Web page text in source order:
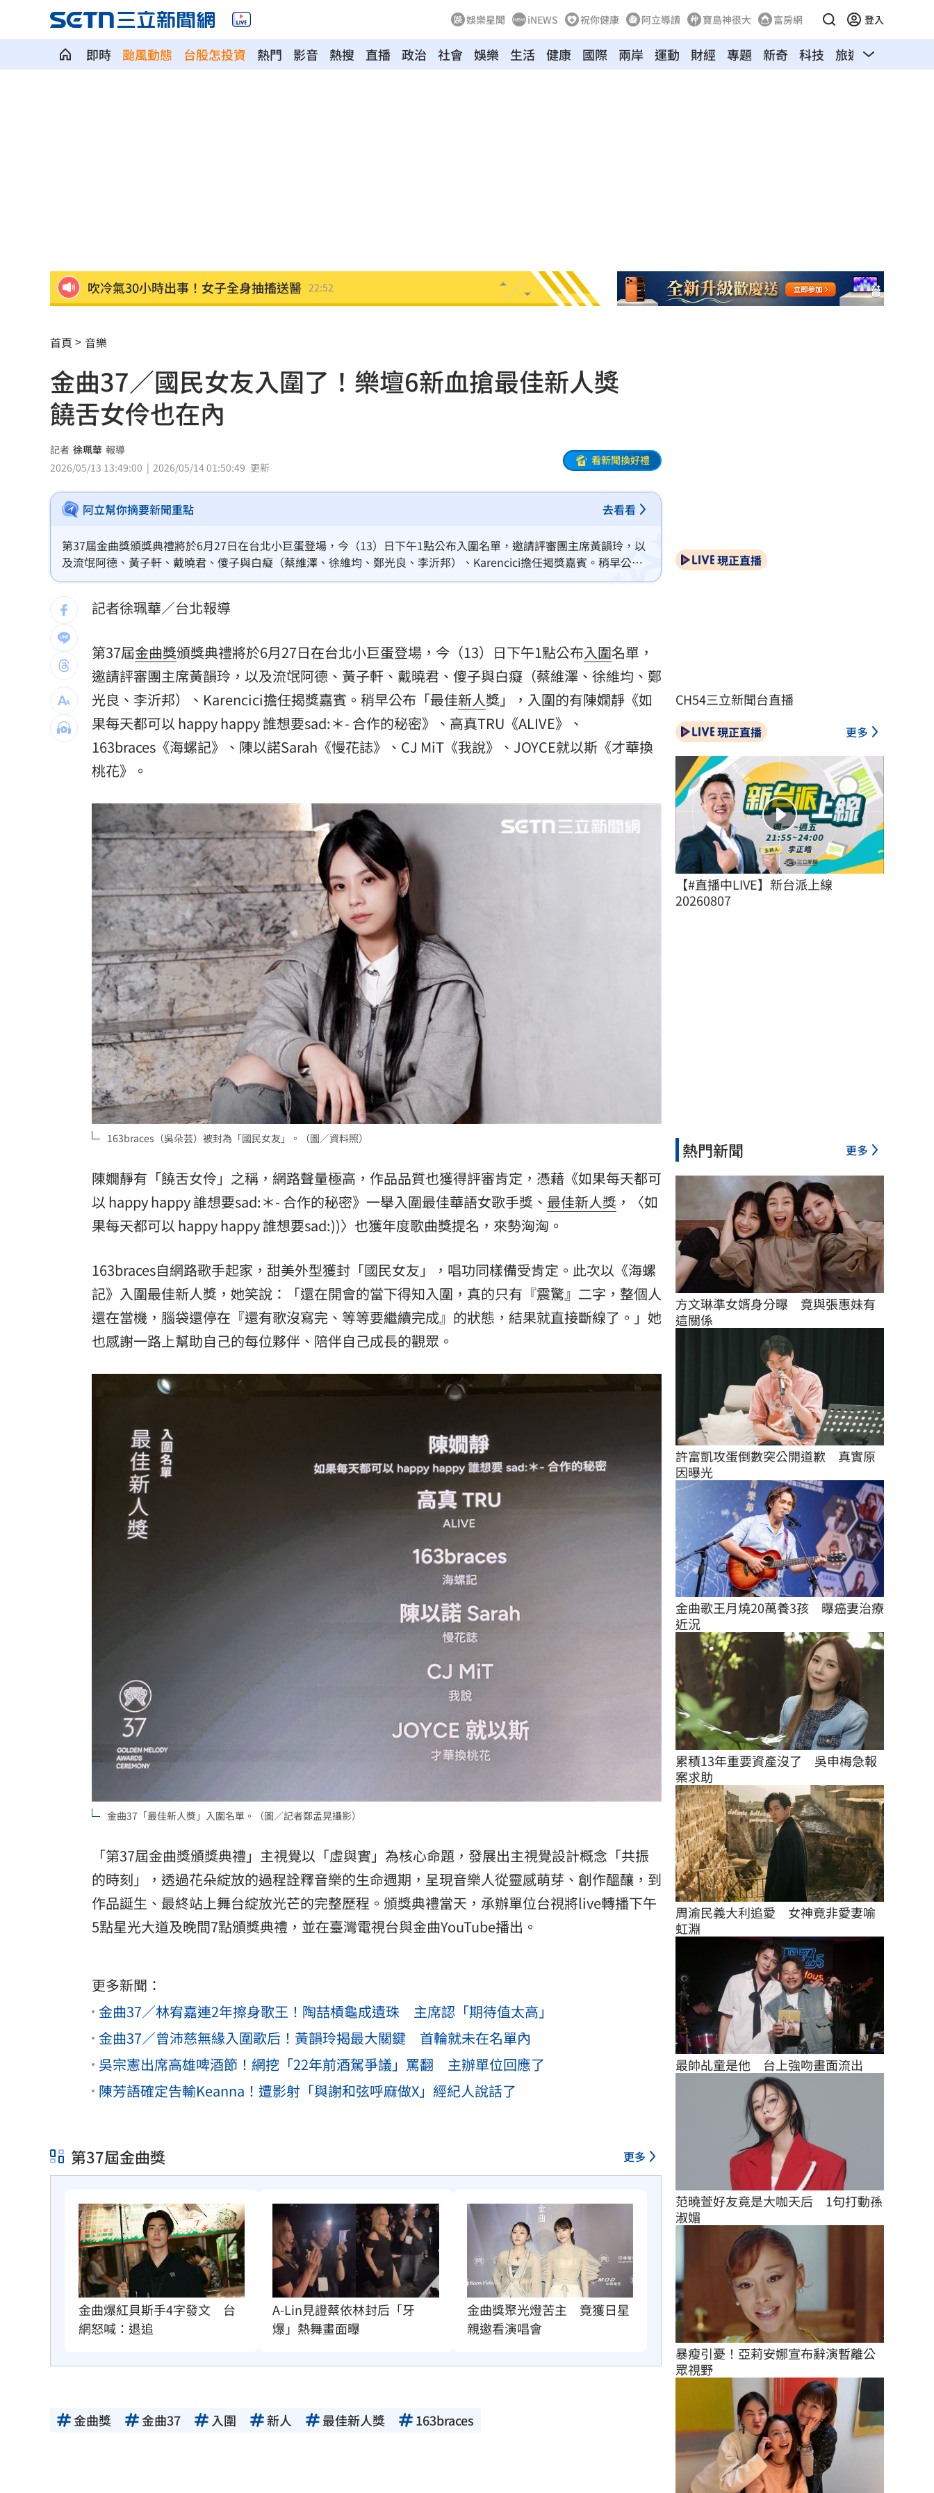
娛樂星聞 iNEWS 祝你健康 阿立導讀 寶島神很大 富房網 登入
即時 颱風動態 台股怎投資 熱門 影音 熱搜 直播 政治 社會 娛樂 生活 健康 國際 兩岸 運動 財經 專題 新奇 科技 旅遊 汽車
吹冷氣30小時出事！女子全身抽搐送醫 22:52
宏碁發現兆基管理缺失 辭董座撤出經營層
剩4個月要跨年 網嘆：人越大時間過越快 22:48
金雞母獲利全開！玉山金前7月刷新紀錄
首度首局獲支援 布雷克卻評球威僅D等級
男性半夜痠痛「2徵兆」恐已攝護腺癌晚期
100%果汁也傷身？研究：高血壓風險增35%
中借颱風稱對台灣海峽交管 海巡署譴責 22:33
獨／宿霧玩「巨人盪鞦韆」慘撞柱腦震盪
陳傑憲猛打助2連勝 餅總卻虧「做蠢事」 22:14
又有苦茶油苯駢芘超標 218瓶全面追查 22:13
白海豚「海警範圍擴大」 這地恐豪雨炸2天
台灣彩券開獎直播中
LIVE三立+24小時直播
三立iNEWS新聞台線上直播 18:00
商場戰國來臨 台中「頂奢大道」逐漸成形 12:00
台彩父親節推新刮刮樂千萬頭獎超「爸」氣 12:00
「拍片人的多重宇宙」職涯論壇9/12登場！ 10:30
8國球員齊聚高雄 Formosa 7s掀足球熱潮 10:00
理想混蛋號召粉絲跨海追星吃美食！ 18:15
首頁 音樂
金曲37／國民女友入圍了！樂壇6新血搶最佳新人獎
饒舌女伶也在內
記者 徐珮華 報導
2026/05/13 13:49:00
2026/05/14 01:50:49 更新
看新聞換好禮
阿立幫你摘要新聞重點 去看看
第37屆金曲獎頒獎典禮將於6月27日在台北小巨蛋登場，今（13）日下午1點公布入圍名單，邀請評審團主席黃韻玲，以
及流氓阿德、黃子軒、戴曉君、傻子與白癡（蔡維澤、徐維均、鄭光良、李沂邦）、Karencici擔任揭獎嘉賓。稍早公布
「最佳新人獎」，入圍的有陳嫻靜《如果每天都可以 happy happy 誰想要sad:＊- 合作的秘密》、高真TRU《ALIVE》、
163braces《海螺記》、陳以諾Sarah《慢花誌》、CJ MiT《我說》、JOYCE就以斯《才華換桃花》。
記者徐珮華／台北報導
第37屆金曲獎頒獎典禮將於6月27日在台北小巨蛋登場，今（13）日下午1點公布入圍名單，
邀請評審團主席黃韻玲，以及流氓阿德、黃子軒、戴曉君、傻子與白癡（蔡維澤、徐維均、鄭
光良、李沂邦）、Karencici擔任揭獎嘉賓。稍早公布「最佳新人獎」，入圍的有陳嫻靜《如
果每天都可以 happy happy 誰想要sad:＊- 合作的秘密》、高真TRU《ALIVE》、
163braces 《海螺記》、陳以諾Sarah《慢花誌》、CJ MiT《我說》、JOYCE就以斯《才華換
桃花》。
163braces（吳朵芸）被封為「國民女友」。（圖／資料照）
陳嫺靜有「饒舌女伶」之稱，網路聲量極高，作品品質也獲得評審肯定，憑藉《如果每天都可
以 happy happy 誰想要sad:＊- 合作的秘密》一舉入圍最佳華語女歌手獎、 最佳新人獎 ，〈如
果每天都可以 happy happy 誰想要sad:))〉也獲年度歌曲獎提名，來勢洶洶。
163braces自網路歌手起家，甜美外型獲封「國民女友」，唱功同樣備受肯定。此次以《海螺
記》入圍最佳新人獎，她笑說：「還在開會的當下得知入圍，真的只有『震驚』二字，整個人
還在當機，腦袋還停在『還有歌沒寫完、等等要繼續完成』的狀態，結果就直接斷線了。」她
也感謝一路上幫助自己的每位夥伴、陪伴自己成長的觀眾。
金曲37「最佳新人獎」入圍名單。（圖／記者鄭孟晃攝影）
「第37屆金曲獎頒獎典禮」主視覺以「虛與實」為核心命題，發展出主視覺設計概念「共振
的時刻」，透過花朵綻放的過程詮釋音樂的生命週期，呈現音樂人從靈感萌芽、創作醞釀，到
作品誕生、最終站上舞台綻放光芒的完整歷程。頒獎典禮當天，承辦單位台視將live轉播下午
5點星光大道及晚間7點頒獎典禮，並在臺灣電視台與金曲YouTube播出。
更多新聞：
金曲37／林宥嘉連2年擦身歌王！陶喆槓龜成遺珠 主席認「期待值太高」
金曲37／曾沛慈無緣入圍歌后！黃韻玲揭最大關鍵 首輪就未在名單內
吳宗憲出席高雄啤酒節！網挖「22年前酒駕爭議」罵翻 主辦單位回應了
陳芳語確定告輸Keanna！遭影射「與謝和弦呼麻做X」經紀人說話了
第37屆金曲獎 更多
金曲爆紅貝斯手4字發文　台
網怒喊：退追
A-Lin見證蔡依林封后「牙
爆」熱舞畫面曝
金曲獎聚光燈苦主　竟獲日星
親邀看演唱會
金曲獎 金曲37 入圍 新人 最佳新人獎 163braces
現正直播
CH54三立新聞台直播
現正直播 更多
【#直播中LIVE】新台派上線
20260807
熱門新聞 更多
方文琳準女婿身分曝　竟與張惠妹有
這關係
許富凱攻蛋倒數突公開道歉　真實原
因曝光
金曲歌王月燒20萬養3孩　曝癌妻治療
近況
累積13年重要資產沒了　吳申梅急報
案求助
周渝民義大利追愛　女神竟非愛妻喻
虹淵
最帥乩童是他　台上強吻畫面流出
范曉萱好友竟是大咖天后　1句打動孫
淑媚
暴瘦引憂！亞莉安娜宣布辭演暫離公
眾視野